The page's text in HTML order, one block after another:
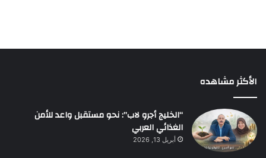
الأكثر مشاهده
“الخليج أجرو لاب”: نحو مستقبل واعد للأمن
الغذائي العربي
أبريل 13, 2026